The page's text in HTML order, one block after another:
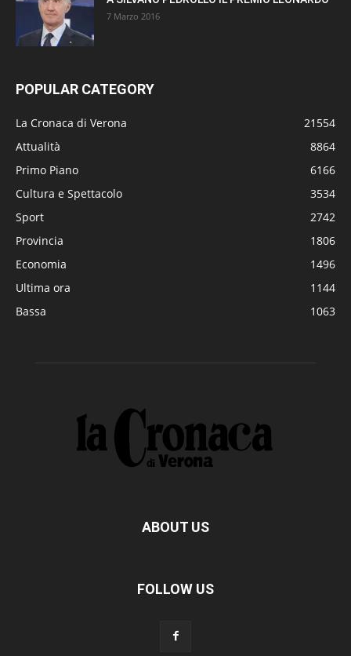
7 Marzo 2016
POPULAR CATEGORY
La Cronaca di Verona
21554
Attualità
8864
Primo Piano
6166
Cultura e Spettacolo
3534
Sport
2742
Provincia
1806
Economia
1496
Ultima ora
1144
Bassa
1063
ABOUT US
FOLLOW US